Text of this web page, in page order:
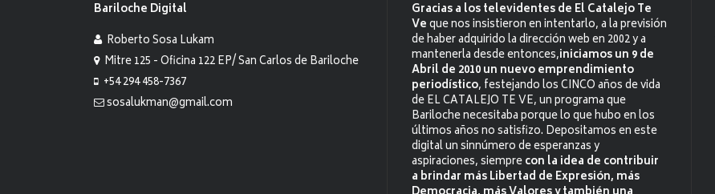
Bariloche Digital
Roberto Sosa Lukam
Mitre 125 - Oficina 122 EP/ San Carlos de Bariloche
+54 294 458-7367
sosalukman@gmail.com
Gracias a los televidentes de El Catalejo Te
Veque nos insistieron en intentarlo, a la previsión
de haber adquirido la dirección web en 2002 y a
mantenerla desde entonces,iniciamos un 9 de
Abril de 2010 un nuevo emprendimiento
periodístico, festejando los CINCO años de vida
de EL CATALEJO TE VE, un programa que
Bariloche necesitaba porque lo que hubo en los
últimos años no satisfizo. Depositamos en este
digital un sinnúmero de esperanzas y
aspiraciones, siemprecon la idea de contribuir
a brindar más Libertad de Expresión, más